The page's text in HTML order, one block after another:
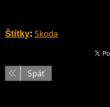
Štítky: Skoda
Späť